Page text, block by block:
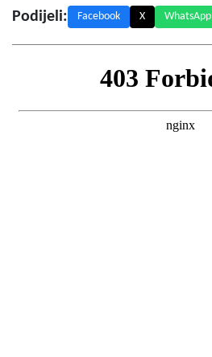
Podijeli: Facebook X WhatsApp